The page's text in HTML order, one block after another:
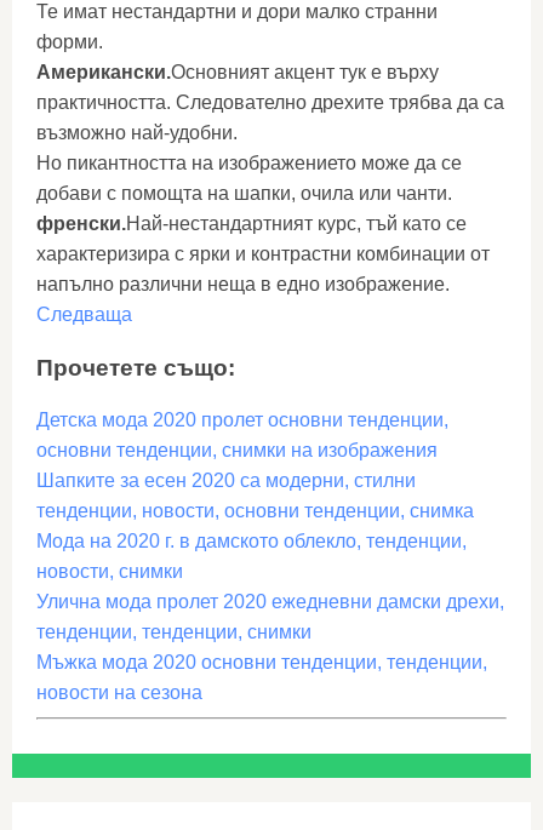
Те имат нестандартни и дори малко странни
форми.
Американски.Основният акцент тук е върху
практичността. Следователно дрехите трябва да са
възможно най-удобни.
Но пикантността на изображението може да се
добави с помощта на шапки, очила или чанти.
френски.Най-нестандартният курс, тъй като се
характеризира с ярки и контрастни комбинации от
напълно различни неща в едно изображение.
Следваща
Прочетете също:
Детска мода 2020 пролет основни тенденции,
основни тенденции, снимки на изображения
Шапките за есен 2020 са модерни, стилни
тенденции, новости, основни тенденции, снимка
Мода на 2020 г. в дамското облекло, тенденции,
новости, снимки
Улична мода пролет 2020 ежедневни дамски дрехи,
тенденции, тенденции, снимки
Мъжка мода 2020 основни тенденции, тенденции,
новости на сезона